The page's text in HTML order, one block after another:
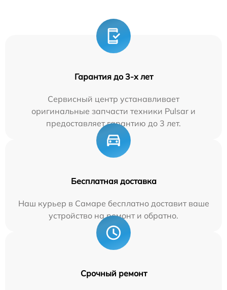
Гарантия до 3-х лет
Сервисный центр устанавливает
оригинальные запчасти техники Pulsar и
предоставляет гарантию до 3 лет.
Бесплатная доставка
Наш курьер в Самаре бесплатно доставит ваше
устройство на ремонт и обратно.
Срочный ремонт